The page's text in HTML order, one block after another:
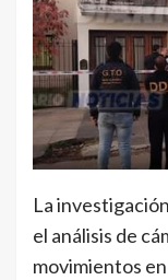
La
el análisis de
movimientos